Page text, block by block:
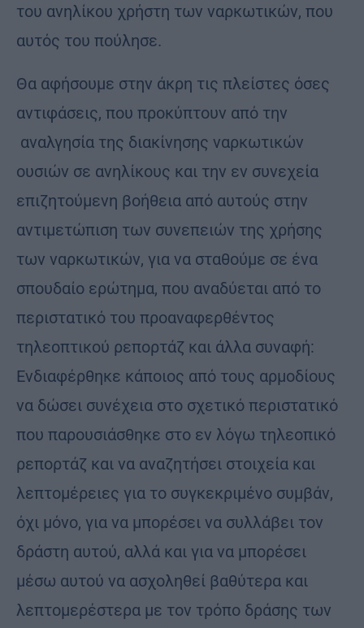
του ανηλίκου χρήστη των ναρκωτικών, που
αυτός του πούλησε.
Θα αφήσουμε στην άκρη τις πλείστες όσες
αντιφάσεις, που προκύπτουν από την
αναλγησία της διακίνησης ναρκωτικών
ουσιών σε ανηλίκους και την εν συνεχεία
επιζητούμενη βοήθεια από αυτούς στην
αντιμετώπιση των συνεπειών της χρήσης
των ναρκωτικών, για να σταθούμε σε ένα
σπουδαίο ερώτημα, που αναδύεται από το
περιστατικό του προαναφερθέντος
τηλεοπτικού ρεπορτάζ και άλλα συναφή:
Ενδιαφέρθηκε κάποιος από τους αρμοδίους
να δώσει συνέχεια στο σχετικό περιστατικό
που παρουσιάσθηκε στο εν λόγω τηλεοπικό
ρεπορτάζ και να αναζητήσει στοιχεία και
λεπτομέρειες για το συγκεκριμένο συμβάν,
όχι μόνο, για να μπορέσει να συλλάβει τον
δράστη αυτού, αλλά και για να μπορέσει
μέσω αυτού να ασχοληθεί βαθύτερα και
λεπτομερέστερα με τον τρόπο δράσης των